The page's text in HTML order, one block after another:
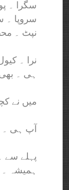
سگرا ۔
سروپا ۔
نپٹ ۔
نرا ۔
ہی ۔
میں نے
آپ ہی ۔
پہلے
ہمیشہ ۔